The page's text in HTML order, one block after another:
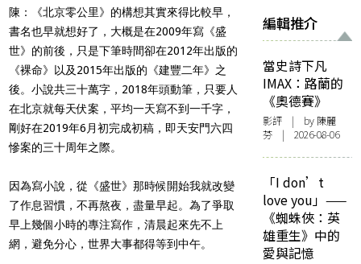
陳：《北京零公里》的構想其實來得比較早，
書名也早就想好了，大概是在2009年寫《盛
世》的前後，只是下筆時間卻在2012年出版的
《裸命》以及2015年出版的《建豐二年》之
後。小說共三十萬字，2018年頭動筆，只要人
在北京就每天伏案，平均一天寫不到一千字，
剛好在2019年6月初完成初稿，即天安門六四
慘案的三十周年之際。
因為寫小說，從《盛世》那時候開始我就改變
了作息習慣，不再熬夜，盡量早起。為了爭取
早上幾個小時的專注寫作，清晨起來先不上
網，避免分心，世界大事都得等到中午。
編輯推介
當史詩下凡
IMAX：路蘭的
《奧德賽》
影評 | by 陳麗
芬 | 2026-08-06
「I don’t
love you」——
《蜘蛛俠：英
雄重生》中的
愛與記憶